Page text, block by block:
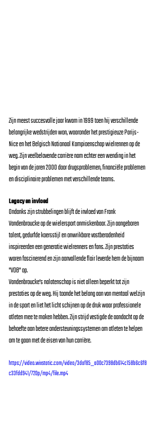
Zijn meest succesvolle jaar kwam in 1999 toen hij verschillende
belangrijke wedstrijden won, waaronder het prestigieuze Parijs-
Nice en het Belgisch Nationaal Kampioenschap wielrennen op de
weg. Zijn veelbelovende carrière nam echter een wending in het
begin van de jaren 2000 door drugsproblemen, financiële problemen
en disciplinaire problemen met verschillende teams.
Legacy en invloed
Ondanks zijn strubbelingen blijft de invloed van Frank
Vandenbroucke op de wielersport onmiskenbaar. Zijn aangeboren
talent, gedurfde koersstijl en onwrikbare vastberadenheid
inspireerden een generatie wielrenners en fans. Zijn prestaties
waren fascinerend en zijn aanvallende flair leverde hem de bijnaam
"VDB" op.
Vandenbroucke's nalatenschap is niet alleen beperkt tot zijn
prestaties op de weg. Hij toonde het belang aan van mentaal welzijn
in de sport en liet het licht schijnen op de druk waar professionele
atleten mee te maken hebben. Zijn strijd vestigde de aandacht op de
behoefte aan betere ondersteuningssystemen om atleten te helpen
om te gaan met de eisen van hun carrière.
https://video.wixstatic.com/video/3daf85_a00c7398db614c158b6c6f8
c33fdd941/720p/mp4/file.mp4